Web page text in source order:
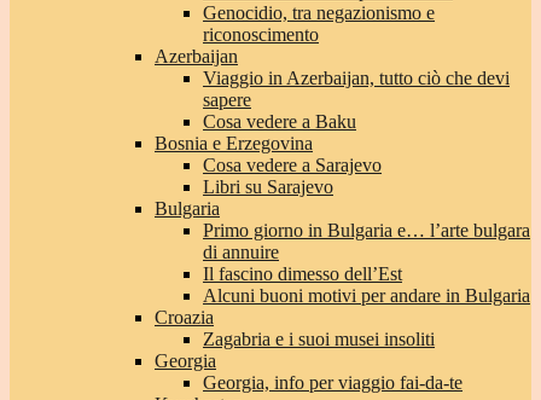
Genocidio, tra negazionismo e
riconoscimento
Azerbaijan
Viaggio in Azerbaijan, tutto ciò che devi
sapere
Cosa vedere a Baku
Bosnia e Erzegovina
Cosa vedere a Sarajevo
Libri su Sarajevo
Bulgaria
Primo giorno in Bulgaria e… l’arte bulgara
di annuire
Il fascino dimesso dell’Est
Alcuni buoni motivi per andare in Bulgaria
Croazia
Zagabria e i suoi musei insoliti
Georgia
Georgia, info per viaggio fai-da-te